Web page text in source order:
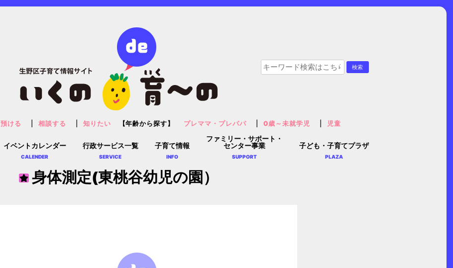
イベントカレンダー
CALENDER
行政サービス一覧
SERVICE
子育て情報
INFO
ファミリー・サポート・
センター事業
SUPPORT
子ども・子育てプラザ
PLAZA
預ける 相談する 知りたい 【年齢から探す】 プレママ・プレパパ 0歳～未就学児 児童
身体測定(東桃谷幼児の園）